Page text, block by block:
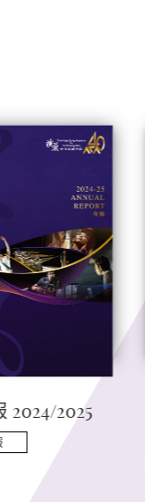
2024/2025